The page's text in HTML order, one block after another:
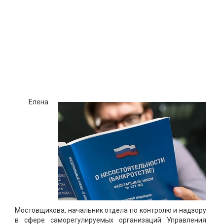
Елена
Мостовщикова, начальник отдела по контролю и надзору
в сфере саморегулируемых организаций Управления